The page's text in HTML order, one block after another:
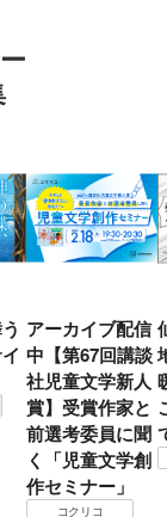
アーカイブ配信
中【第67回講談
社児童文学新人
賞】受賞作家と
前選考委員に聞
く「児童文学創
作セミナー」
コクリコ